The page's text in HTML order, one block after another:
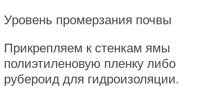
Уровень промерзания почвы
Прикрепляем к стенкам ямы
полиэтиленовую пленку либо
рубероид для гидроизоляции.